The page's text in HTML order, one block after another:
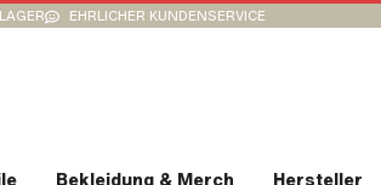
EHRLICHER KUNDENSERVICE
Bekleidung & Merch Hersteller